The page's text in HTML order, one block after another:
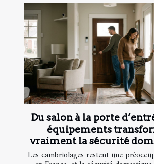
Du salon à la porte
équipements
vraiment la sécurité
Les cambriolages restent une